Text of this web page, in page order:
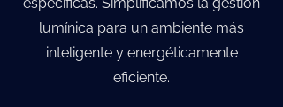
lumínica para un ambiente más
inteligente y energéticamente
eficiente.